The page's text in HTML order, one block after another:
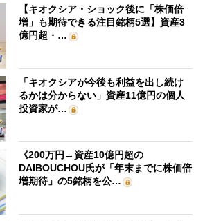
【キオクシア・ショック後に「株価倍
増」も期待できる注目銘柄5選】資産3
億円超・…
「キオクシアが今後も利益を出し続け
るかは分からない」資産11億円の個人
投資家が…
《200万円→資産10億円超の
DAIBOUCHOU氏が「年末までに株価倍
増期待」の5銘柄を公…